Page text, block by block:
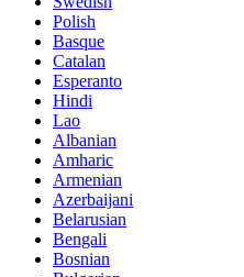
Polish
Basque
Catalan
Esperanto
Hindi
Lao
Albanian
Amharic
Armenian
Azerbaijani
Belarusian
Bengali
Bosnian